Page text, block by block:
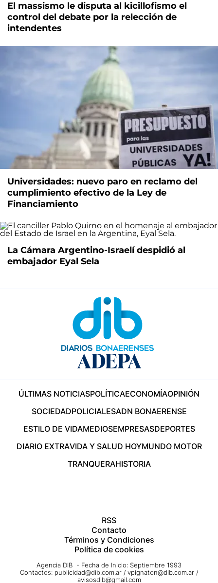
El massismo le disputa al kicillofismo el
control del debate por la relección de
intendentes
Universidades: nuevo paro en reclamo del
cumplimiento efectivo de la Ley de
Financiamiento
La Cámara Argentino-Israelí despidió al
embajador Eyal Sela
ÚLTIMAS NOTICIASPOLÍTICAECONOMÍAOPINIÓN
SOCIEDADPOLICIALESADN BONAERENSE
ESTILO DE VIDAMEDIOSEMPRESASDEPORTES
DIARIO EXTRAVIDA Y SALUD HOYMUNDO MOTOR
TRANQUERAHISTORIA
RSS
Contacto
Términos y Condiciones
Política de cookies
Agencia DIB - Fecha de Inicio: Septiembre 1993
Contactos: publicidad@dib.com.ar / vpignaton@dib.com.ar /
avisosdib@gmail.com